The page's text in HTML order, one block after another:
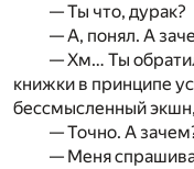
— Ты что, дурак?
— А, понял. А
— Хм… Ты
книжки в принципе
бессмысленный
— Точно. А
— Меня